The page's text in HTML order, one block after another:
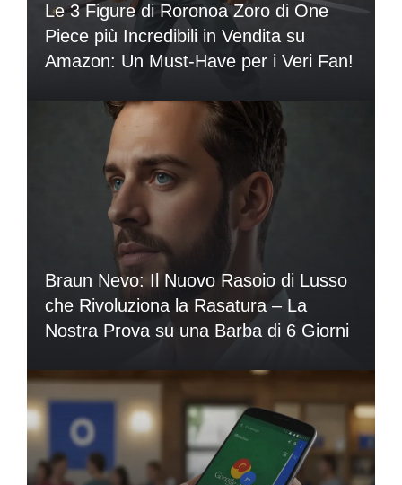
Le 3 Figure di Roronoa Zoro di One
Piece più Incredibili in Vendita su
Amazon: Un Must-Have per i Veri Fan!
Braun Nevo: Il Nuovo Rasoio di Lusso
che Rivoluziona la Rasatura – La
Nostra Prova su una Barba di 6 Giorni